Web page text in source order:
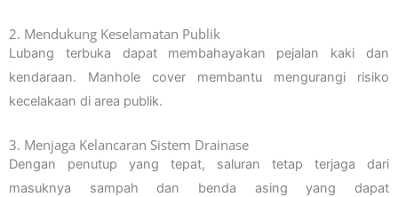
2. Mendukung Keselamatan Publik
Lubang terbuka dapat membahayakan pejalan kaki dan
kendaraan. Manhole cover membantu mengurangi risiko
kecelakaan di area publik.
3. Menjaga Kelancaran Sistem Drainase
Dengan penutup yang tepat, saluran tetap terjaga dari
masuknya sampah dan benda asing yang dapat